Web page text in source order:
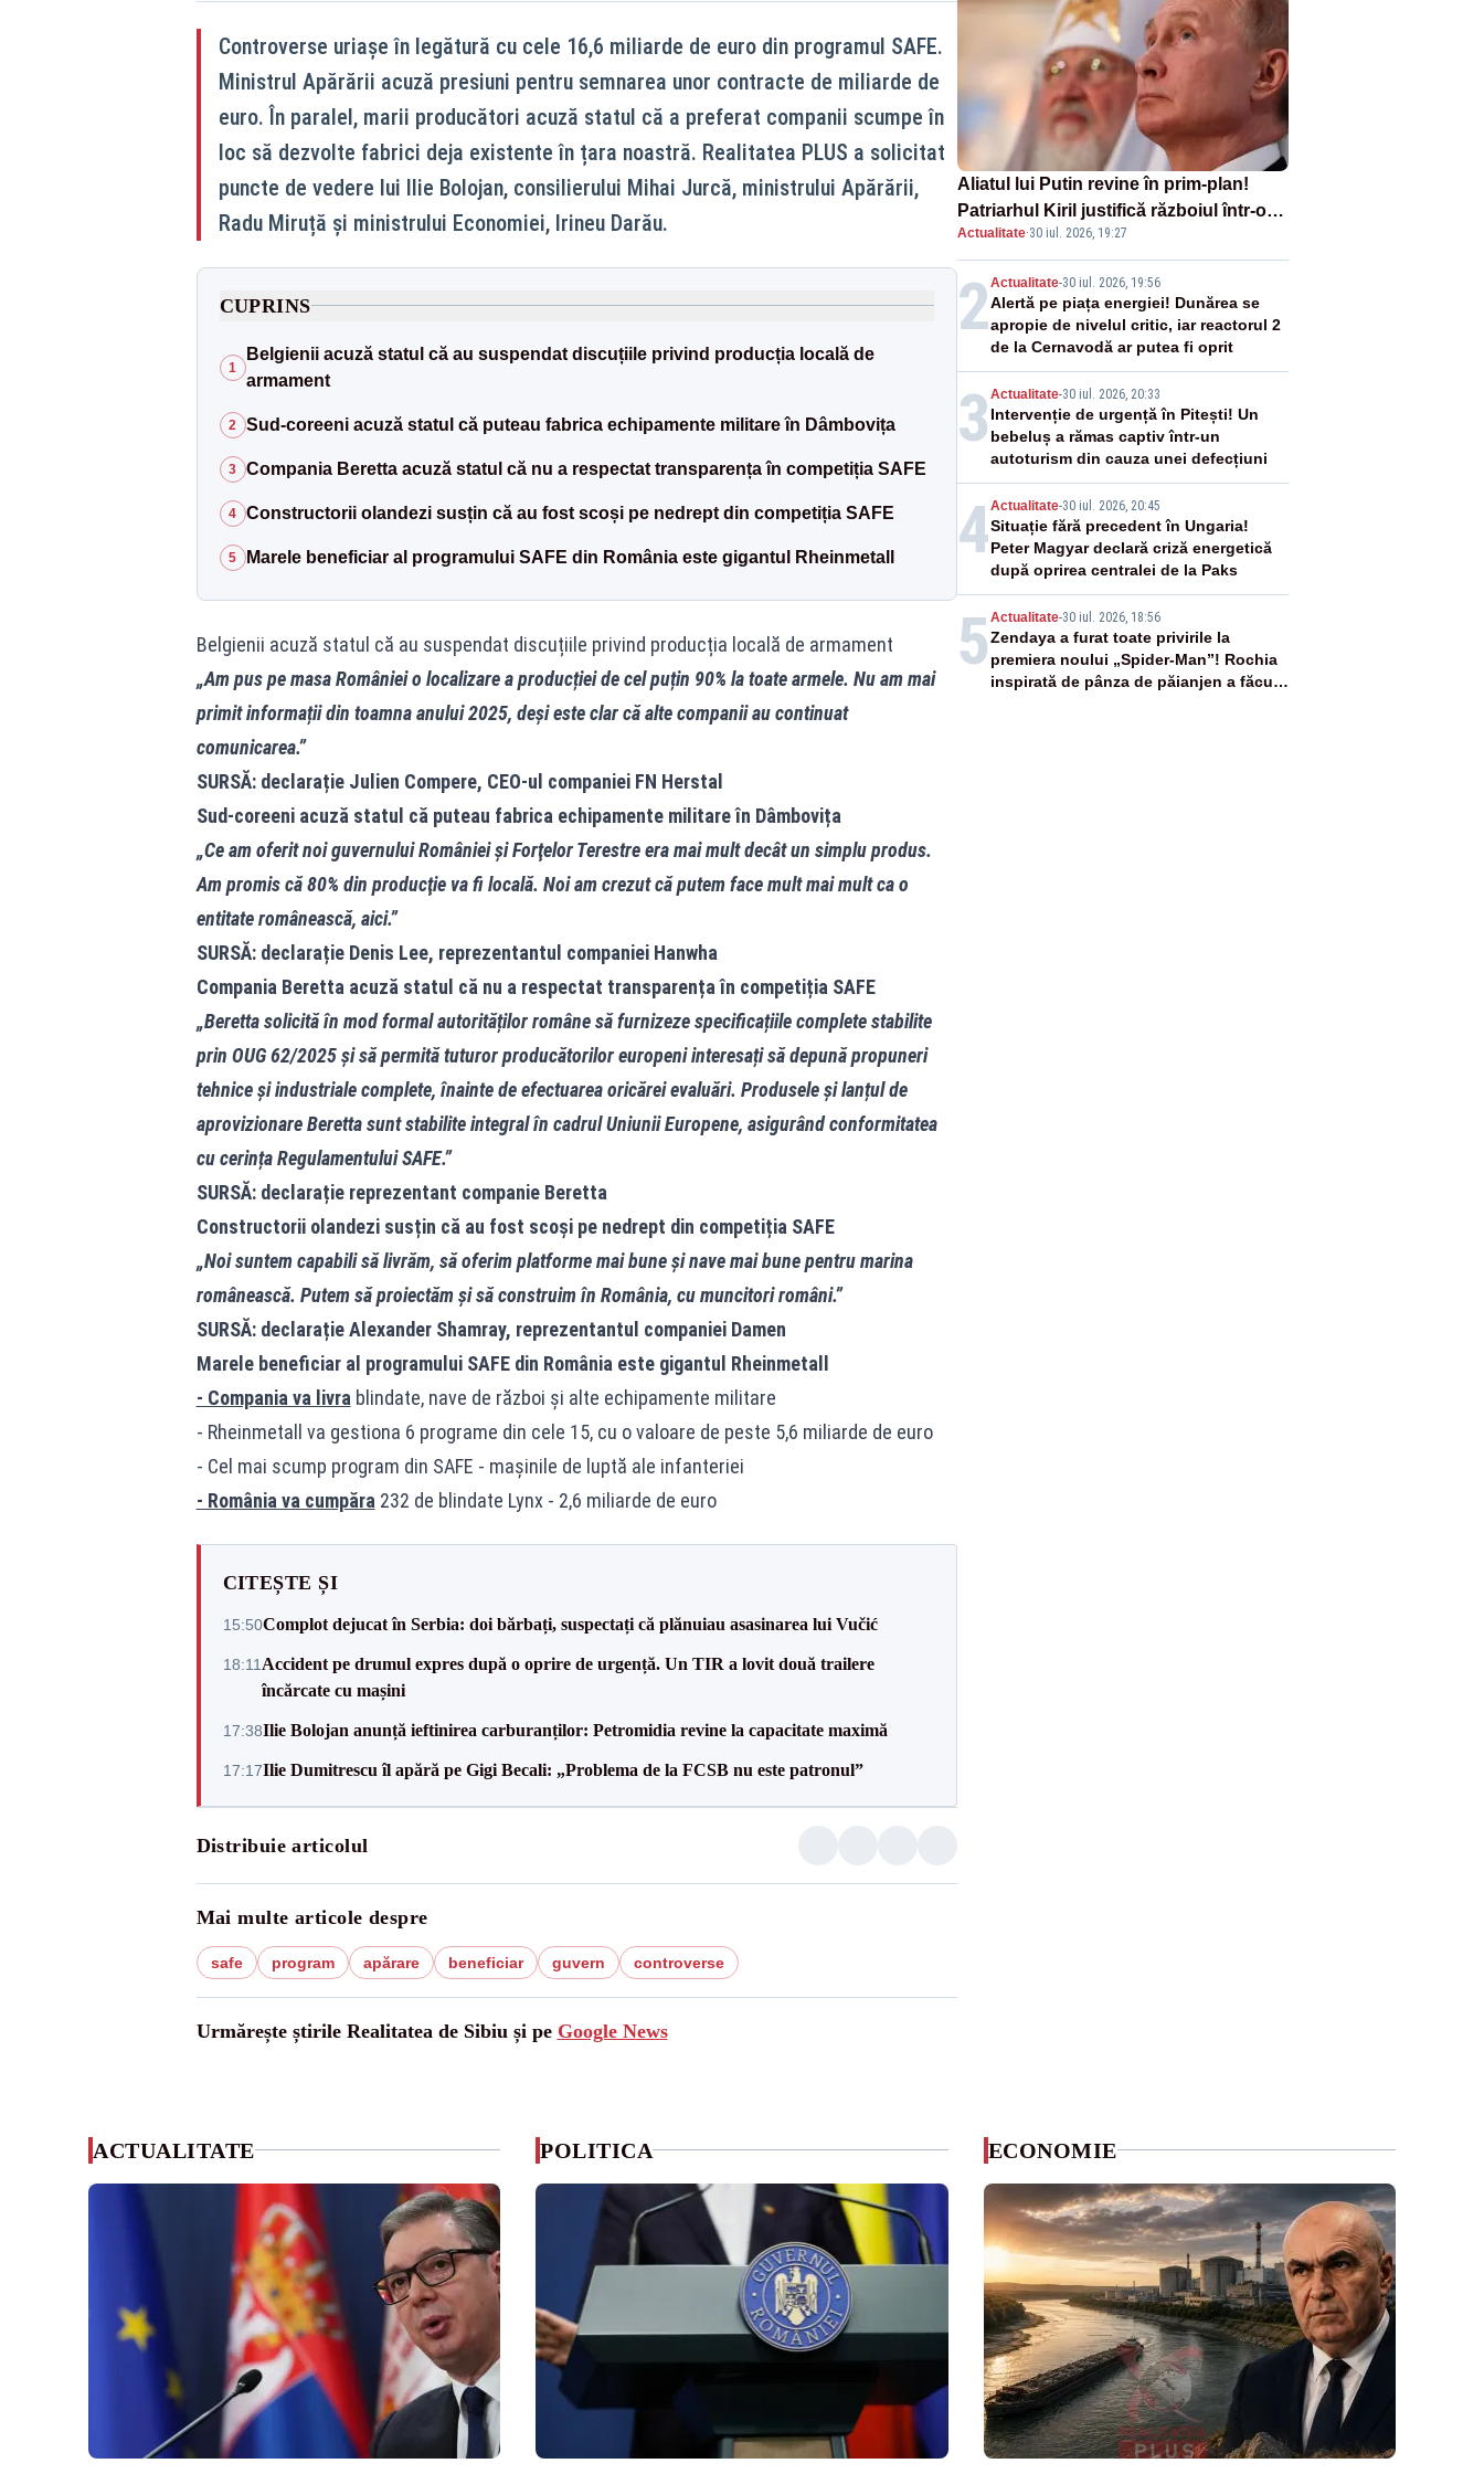
Controverse uriașe în legătură cu cele 16,6 miliarde de euro din programul SAFE.
Ministrul Apărării acuză presiuni pentru semnarea unor contracte de miliarde de
euro. În paralel, marii producători acuză statul că a preferat companii scumpe în
loc să dezvolte fabrici deja existente în țara noastră. Realitatea PLUS a solicitat
puncte de vedere lui Ilie Bolojan, consilierului Mihai Jurcă, ministrului Apărării,
Radu Miruță și ministrului Economiei, Irineu Darău.
CUPRINS
1
Belgienii acuză statul că au suspendat discuțiile privind producția locală de
armament
2 Sud-coreeni acuză statul că puteau fabrica echipamente militare în Dâmbovița
3 Compania Beretta acuză statul că nu a respectat transparența în competiția SAFE
4 Constructorii olandezi susțin că au fost scoși pe nedrept din competiția SAFE
5 Marele beneficiar al programului SAFE din România este gigantul Rheinmetall
Belgienii acuză statul că au suspendat discuțiile privind producția locală de armament
„Am pus pe masa României o localizare a producției de cel puțin 90% la toate armele. Nu am mai
primit informații din toamna anului 2025, deși este clar că alte companii au continuat
comunicarea.”
SURSĂ: declarație Julien Compere, CEO-ul companiei FN Herstal
Sud-coreeni acuză statul că puteau fabrica echipamente militare în Dâmbovița
„Ce am oferit noi guvernului României şi Forţelor Terestre era mai mult decât un simplu produs.
Am promis că 80% din producţie va fi locală. Noi am crezut că putem face mult mai mult ca o
entitate românească, aici.”
SURSĂ: declarație Denis Lee, reprezentantul companiei Hanwha
Compania Beretta acuză statul că nu a respectat transparența în competiția SAFE
„Beretta solicită în mod formal autorităților române să furnizeze specificațiile complete stabilite
prin OUG 62/2025 și să permită tuturor producătorilor europeni interesați să depună propuneri
tehnice și industriale complete, înainte de efectuarea oricărei evaluări. Produsele şi lanțul de
aprovizionare Beretta sunt stabilite integral în cadrul Uniunii Europene, asigurând conformitatea
cu cerința Regulamentului SAFE.”
SURSĂ: declarație reprezentant companie Beretta
Constructorii olandezi susțin că au fost scoși pe nedrept din competiția SAFE
„Noi suntem capabili să livrăm, să oferim platforme mai bune și nave mai bune pentru marina
românească. Putem să proiectăm și să construim în România, cu muncitori români.”
SURSĂ: declarație Alexander Shamray, reprezentantul companiei Damen
Marele beneficiar al programului SAFE din România este gigantul Rheinmetall
- Compania va livra blindate, nave de război și alte echipamente militare
- Rheinmetall va gestiona 6 programe din cele 15, cu o valoare de peste 5,6 miliarde de euro
- Cel mai scump program din SAFE - mașinile de luptă ale infanteriei
- România va cumpăra 232 de blindate Lynx - 2,6 miliarde de euro
CITEȘTE ȘI
15:50Complot dejucat în Serbia: doi bărbați, suspectați că plănuiau asasinarea lui Vučić
18:11 Accident pe drumul expres după o oprire de urgență. Un TIR a lovit două trailere
încărcate cu mașini
17:38Ilie Bolojan anunță ieftinirea carburanților: Petromidia revine la capacitate maximă
17:17Ilie Dumitrescu îl apără pe Gigi Becali: „Problema de la FCSB nu este patronul”
Distribuie articolul
Mai multe articole despre
safe program apărare beneficiar guvern controverse
Urmărește știrile Realitatea de Sibiu și pe Google News
Aliatul lui Putin revine în prim-plan!
Patriarhul Kiril justifică războiul într-o
nouă carte
Actualitate·30 iul. 2026, 19:27
2Actualitate-30 iul. 2026, 19:56
Alertă pe piața energiei! Dunărea se
apropie de nivelul critic, iar reactorul 2
de la Cernavodă ar putea fi oprit
3 Actualitate-30 iul. 2026, 20:33
Intervenție de urgență în Pitești! Un
bebeluș a rămas captiv într-un
autoturism din cauza unei defecțiuni
4Actualitate-30 iul. 2026, 20:45
Situație fără precedent în Ungaria!
Peter Magyar declară criză energetică
după oprirea centralei de la Paks
5 Actualitate-30 iul. 2026, 18:56
Zendaya a furat toate privirile la
premiera noului „Spider-Man”! Rochia
inspirată de pânza de păianjen a făcut
ACTUALITATE POLITICA ECONOMIE